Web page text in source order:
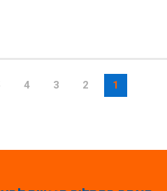
1
2
3
4